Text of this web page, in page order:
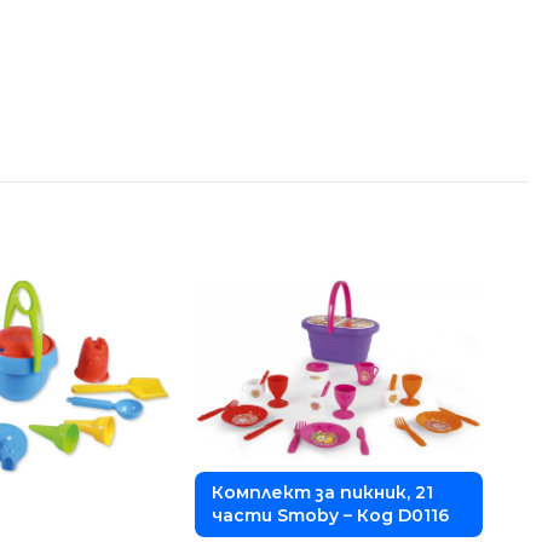
Комплект за пикник, 21
части Smoby – Код D0116